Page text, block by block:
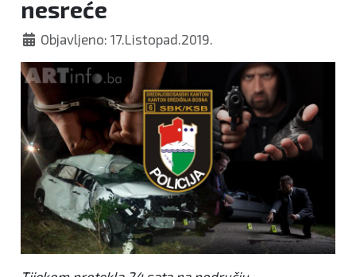
nesreće
Objavljeno: 17.Listopad.2019.